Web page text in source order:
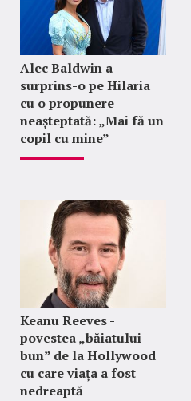
Alec Baldwin a
surprins-o pe Hilaria
cu o propunere
neașteptată: „Mai fă un
copil cu mine”
Keanu Reeves -
povestea „băiatului
bun” de la Hollywood
cu care viața a fost
nedreaptă